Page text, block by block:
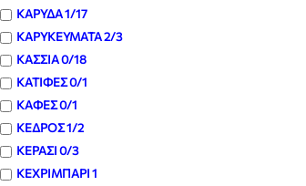
ΚΑΡΥΔΑ1/17
ΚΑΡΥΚΕΥΜΑΤΑ2/3
ΚΑΣΣΙΑ0/18
ΚΑΤΙΦΕΣ0/1
ΚΑΦΕΣ0/1
ΚΕΔΡΟΣ1/2
ΚΕΡΑΣΙ0/3
ΚΕΧΡΙΜΠΑΡΙ1